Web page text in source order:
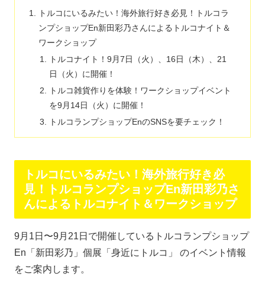
トルコにいるみたい！海外旅行好き必見！トルコラ
ンプショップEn新田彩乃さんによるトルコナイト＆
ワークショップ
トルコナイト！9月7日（火）、16日（木）、21
日（火）に開催！
トルコ雑貨作りを体験！ワークショップイベント
を9月14日（火）に開催！
トルコランプショップEnのSNSを要チェック！
トルコにいるみたい！海外旅行好き必
見！トルコランプショップEn新田彩乃さ
んによるトルコナイト＆ワークショップ
9月1日〜9月21日で開催しているトルコランプショップ
En「新田彩乃」個展「身近にトルコ」 のイベント情報
をご案内します。